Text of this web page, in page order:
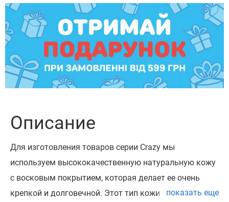
Описание
Для изготовления товаров серии Crazy мы
используем высококачественную натуральную кожу
с восковым покрытием, которая делает ее очень
крепкой и долговечной. Этот тип кожи обычнопоказать еще